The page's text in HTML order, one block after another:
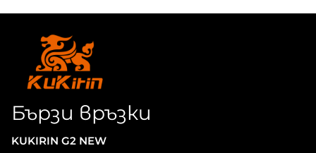
Бързи връзки
KUKIRIN G2 NEW